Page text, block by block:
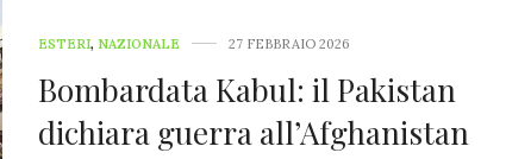
ESTERI, NAZIONALE 27 FEBBRAIO 2026
Bombardata Kabul: il Pakistan
dichiara guerra all’Afghanistan